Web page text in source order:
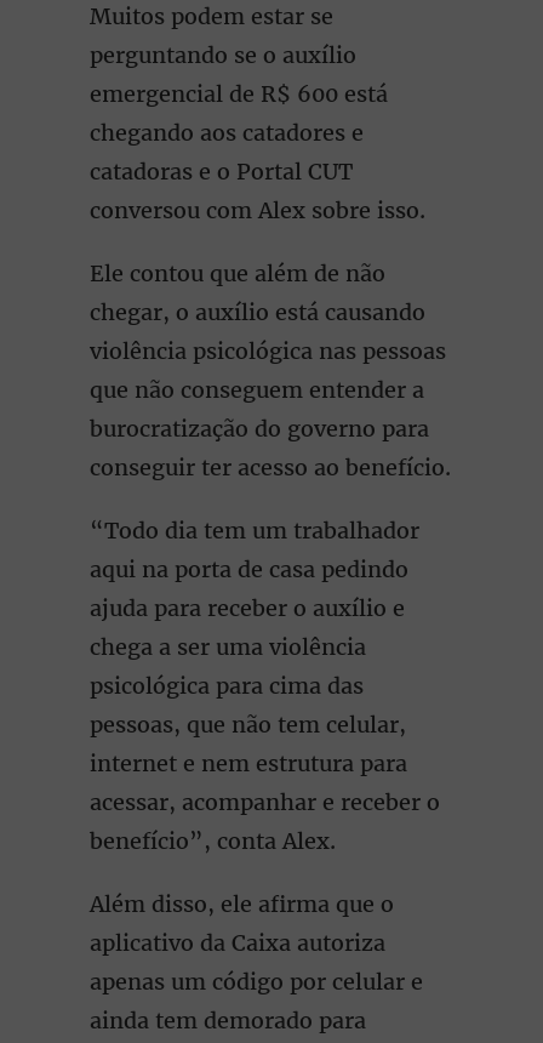
Muitos podem estar se
perguntando se o auxílio
emergencial de R$ 600 está
chegando aos catadores e
catadoras e o Portal CUT
conversou com Alex sobre isso.
Ele contou que além de não
chegar, o auxílio está causando
violência psicológica nas pessoas
que não conseguem entender a
burocratização do governo para
conseguir ter acesso ao benefício.
“Todo dia tem um trabalhador
aqui na porta de casa pedindo
ajuda para receber o auxílio e
chega a ser uma violência
psicológica para cima das
pessoas, que não tem celular,
internet e nem estrutura para
acessar, acompanhar e receber o
benefício”, conta Alex.
Além disso, ele afirma que o
aplicativo da Caixa autoriza
apenas um código por celular e
ainda tem demorado para